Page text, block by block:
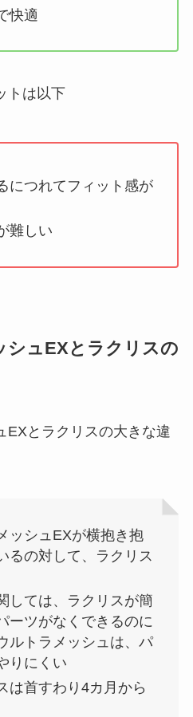
快適
トは以下
につれてフィット感が
難しい
シュEXとラクリスの
EXとラクリスの大きな違
ッシュEXが横抱き抱
るの対して、ラクリス
しては、ラクリスが簡
ーツがなくできるのに
ルトラメッシュは、パ
りにくい
は首すわり4カ月から